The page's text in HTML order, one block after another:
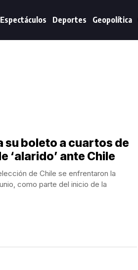
Espectáculos Deportes Geopolítica
su boleto a cuartos de
‘alarido’ ante Chile
de Chile se enfrentaron la
como parte del inicio de la